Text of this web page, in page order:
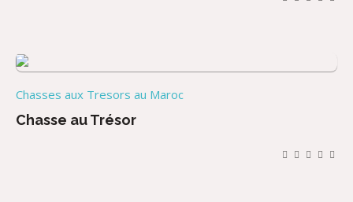
Chasses aux Tresors au Maroc
Chasse au Trésor